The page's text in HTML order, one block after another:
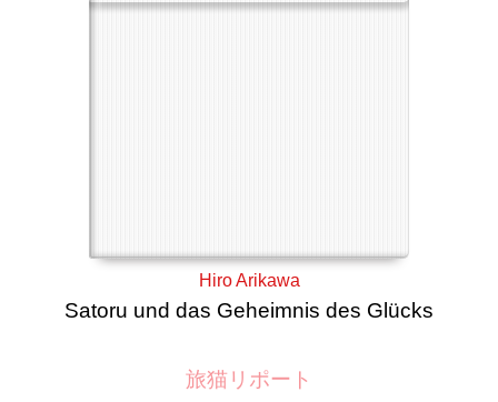
Hiro Arikawa
Satoru und das Geheimnis des Glücks
旅猫リポート